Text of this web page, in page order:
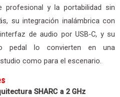
profesional y la portabilidad sin
su integración inalámbrica con
de audio por USB-C, y su
pedal lo convierten en una
como para el escenario.
SHARC a 2 GHz